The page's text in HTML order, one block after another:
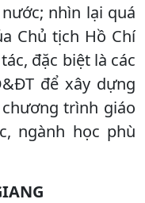
nhìn lại quá
Chủ tịch Hồ Chí
đặc biệt là các
để xây dựng
trình giáo
ngành học phù